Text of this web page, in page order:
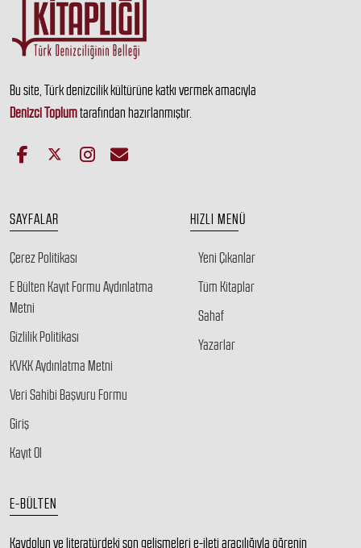
Bu site, Türk denizcilik kültürüne katkı vermek amacıyla
Denizci Toplumtarafından hazırlanmıştır.
SAYFALAR
Çerez Politikası
E Bülten Kayıt Formu Aydınlatma
Metni
Gizlilik Politikası
KVKK Aydınlatma Metni
Veri Sahibi Başvuru Formu
Giriş
Kayıt Ol
HIZLI MENÜ
Yeni Çıkanlar
Tüm Kitaplar
Sahaf
Yazarlar
E-BÜLTEN
Kaydolun ve literatürdeki son gelişmeleri e-ileti aracılığıyla öğrenin